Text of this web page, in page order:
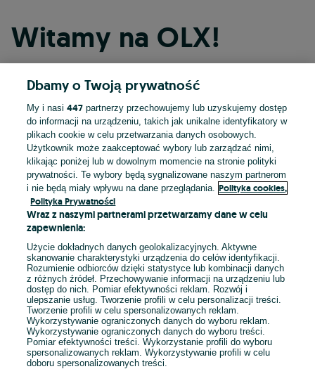
Witamy na OLX!
Kontynuuj przez Facebooka
Kontynuuj przez konto Apple
Kontynuuj przez konto Google
LUB
E-mail
Hasło
Dbamy o Twoją prywatność
My i nasi447 partnerzy przechowujemy lub uzyskujemy dostęp
do informacji na urządzeniu, takich jak unikalne identyfikatory w
plikach cookie w celu przetwarzania danych osobowych.
Użytkownik może zaakceptować wybory lub zarządzać nimi,
klikając poniżej lub w dowolnym momencie na stronie polityki
prywatności. Te wybory będą sygnalizowane naszym partnerom
i nie będą miały wpływu na dane przeglądania.
Polityka cookies,
Polityka Prywatności
Wraz z naszymi partnerami przetwarzamy dane w celu
zapewnienia:
Użycie dokładnych danych geolokalizacyjnych. Aktywne
skanowanie charakterystyki urządzenia do celów identyfikacji.
Rozumienie odbiorców dzięki statystyce lub kombinacji danych
z różnych źródeł. Przechowywanie informacji na urządzeniu lub
dostęp do nich. Pomiar efektywności reklam. Rozwój i
ulepszanie usług. Tworzenie profili w celu personalizacji treści.
Tworzenie profili w celu spersonalizowanych reklam.
Wykorzystywanie ograniczonych danych do wyboru reklam.
Wykorzystywanie ograniczonych danych do wyboru treści.
Pomiar efektywności treści. Wykorzystanie profili do wyboru
spersonalizowanych reklam. Wykorzystywanie profili w celu
doboru spersonalizowanych treści.